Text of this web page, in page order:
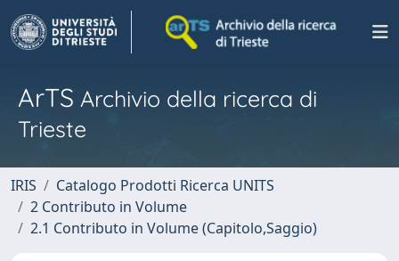
ArTS Archivio della ricerca di
Trieste
IRIS
Catalogo Prodotti Ricerca UNITS
2 Contributo in Volume
2.1 Contributo in Volume (Capitolo,Saggio)